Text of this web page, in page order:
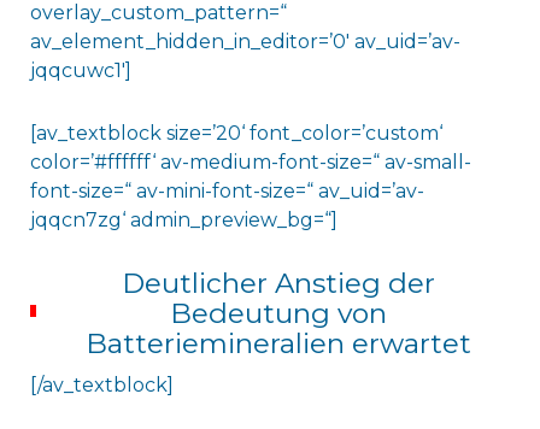
overlay_custom_pattern=“
av_element_hidden_in_editor=’0′ av_uid=’av-
jqqcuwc1′]
[av_textblock size=’20‘ font_color=’custom‘
color=’#ffffff‘ av-medium-font-size=“ av-small-
font-size=“ av-mini-font-size=“ av_uid=’av-
jqqcn7zg‘ admin_preview_bg=“]
Deutlicher Anstieg der
Bedeutung von
Batteriemineralien erwartet
[/av_textblock]